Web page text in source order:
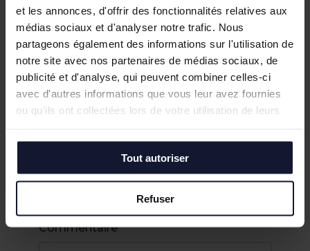
et les annonces, d'offrir des fonctionnalités relatives aux
médias sociaux et d'analyser notre trafic. Nous
partageons également des informations sur l'utilisation de
notre site avec nos partenaires de médias sociaux, de
publicité et d'analyse, qui peuvent combiner celles-ci
avec d'autres informations que vous leur avez fournies
ou qu'ils ont collectées lors de votre utilisation de leurs
Tout autoriser
Refuser
Nom Prénom*
Numéro de téléphone*
Adresse e-mail*
Commentaire*